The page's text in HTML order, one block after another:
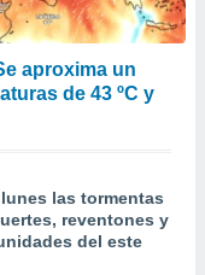
aproxima un
de 43 ºC y
las tormentas
reventones y
del este